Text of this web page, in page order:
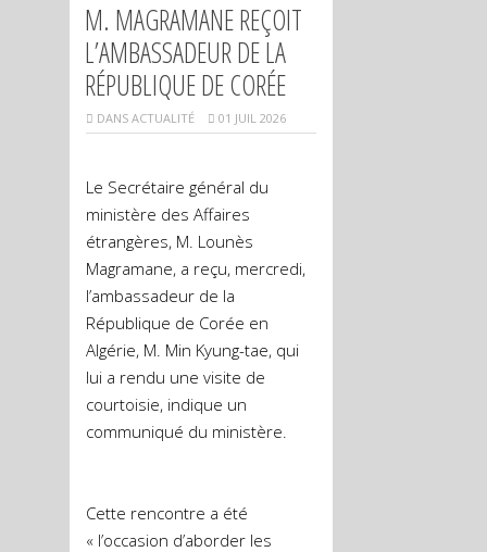
M. MAGRAMANE REÇOIT
L’AMBASSADEUR DE LA
RÉPUBLIQUE DE CORÉE
DANS ACTUALITÉ 01 JUIL 2026
Le Secrétaire général du
ministère des Affaires
étrangères, M. Lounès
Magramane, a reçu, mercredi,
l’ambassadeur de la
République de Corée en
Algérie, M. Min Kyung-tae, qui
lui a rendu une visite de
courtoisie, indique un
communiqué du ministère.
Cette rencontre a été
« l’occasion d’aborder les